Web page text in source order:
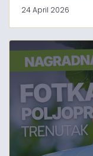
24 April 2026